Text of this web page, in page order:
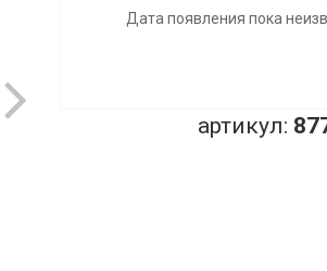
Дата появления пока
артикул: